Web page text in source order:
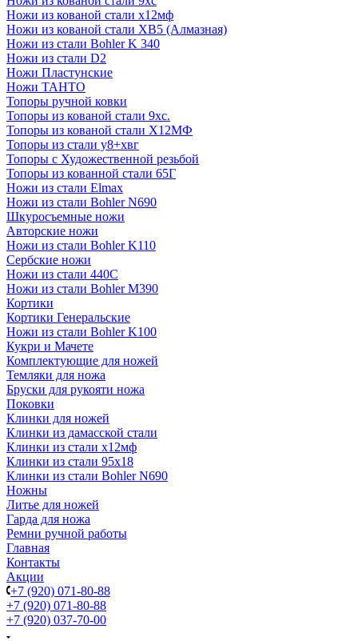
Ножи из кованой стали х12мф
Ножи из кованой стали ХВ5 (Алмазная)
Ножи из стали Bohler K 340
Ножи из стали D2
Ножи Пластунские
Ножи ТАНТО
Топоры ручной ковки
Топоры из кованой стали 9хс.
Топоры из кованой стали Х12МФ
Топоры из стали у8+хвг
Топоры с Художественной резьбой
Топоры из кованной стали 65Г
Ножи из стали Elmax
Ножи из стали Bohler N690
Шкуросъемные ножи
Авторские ножи
Ножи из стали Bohler K110
Сербские ножи
Ножи из стали 440С
Ножи из стали Bohler M390
Кортики
Кортики Генеральские
Ножи из стали Bohler K100
Кукри и Мачете
Комплектующие для ножей
Темляки для ножа
Бруски для рукояти ножа
Поковки
Клинки для ножей
Клинки из дамасской стали
Клинки из стали х12мф
Клинки из стали 95х18
Клинки из стали Bohler N690
Ножны
Литье для ножей
Гарда для ножа
Ремни ручной работы
Главная
Контакты
Акции
+7 (920) 071-80-88
+7 (920) 071-80-88
+7 (920) 037-70-00